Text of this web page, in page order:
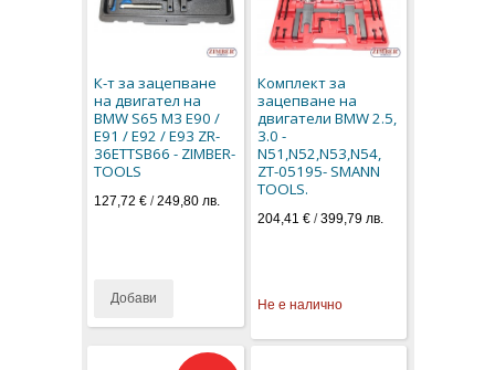
К-т за зацепване
на двигател на
BMW S65 M3 E90 /
E91 / E92 / E93 ZR-
36ETTSB66 - ZIMBER-
TOOLS
127,72 € /249,80 лв.
Добави
Комплект за
зацепване на
двигатели BMW 2.5,
3.0 -
N51,N52,N53,N54,
ZT-05195- SMANN
TOOLS.
204,41 €/399,79 лв.
Не е налично